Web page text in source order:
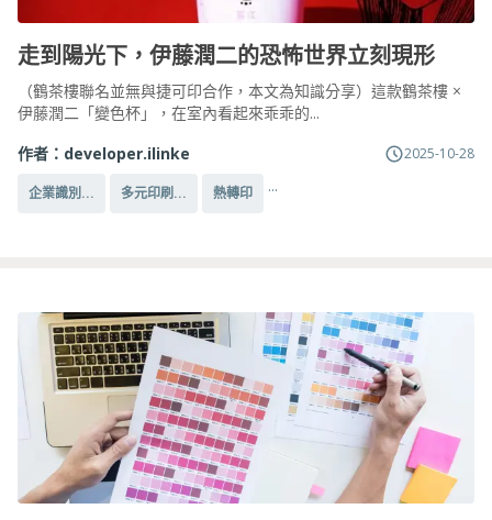
走到陽光下，伊藤潤二的恐怖世界立刻現形
（鶴茶樓聯名並無與捷可印合作，本文為知識分享）這款鶴茶樓 ×
伊藤潤二「變色杯」，在室內看起來乖乖的...
作者： developer.ilinke 2025-10-28
企業識別... 多元印刷... 熱轉印 ...